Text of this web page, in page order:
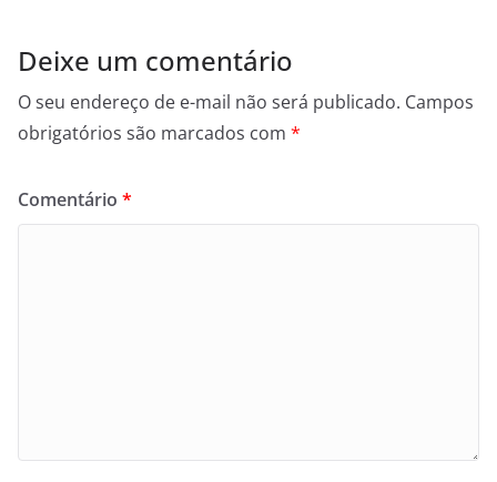
Deixe um comentário
O seu endereço de e-mail não será publicado. Campos
obrigatórios são marcados com *
Comentário *